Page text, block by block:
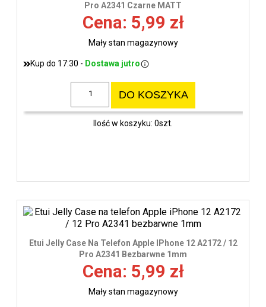
Pro A2341 Czarne MATT
Cena: 5,99 zł
Mały stan magazynowy
Kup do 17:30 - Dostawa jutro
DO KOSZYKA
Ilość w koszyku: 0szt.
Etui Jelly Case Na Telefon Apple IPhone 12 A2172 / 12
Pro A2341 Bezbarwne 1mm
Cena: 5,99 zł
Mały stan magazynowy